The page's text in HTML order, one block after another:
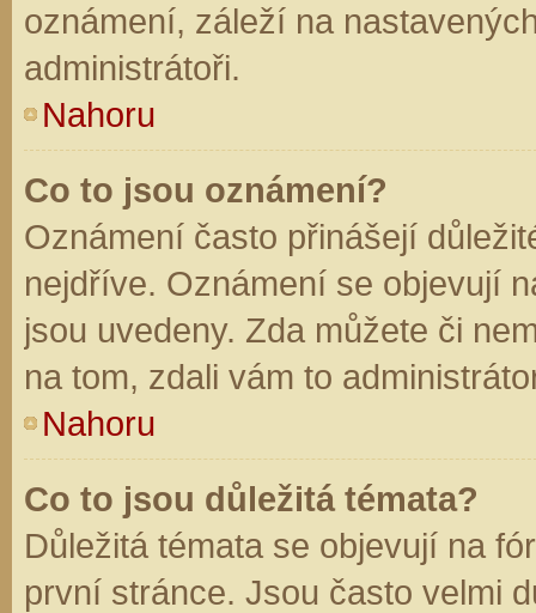
oznámení, záleží na
administrátoři.
Nahoru
Co to jsou oznámení?
Oznámení často přinášejí
nejdříve. Oznámení se objevují
jsou uvedeny. Zda můžete či
na tom, zdali vám to
Nahoru
Co to jsou důležitá témata?
Důležitá témata se objevují na
první stránce. Jsou často velmi